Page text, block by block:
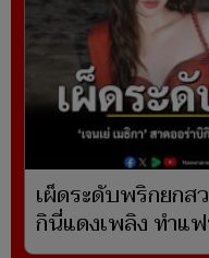
เผ็ดระดับพริกยกส
กินี่แดงเพลิง ทำแ